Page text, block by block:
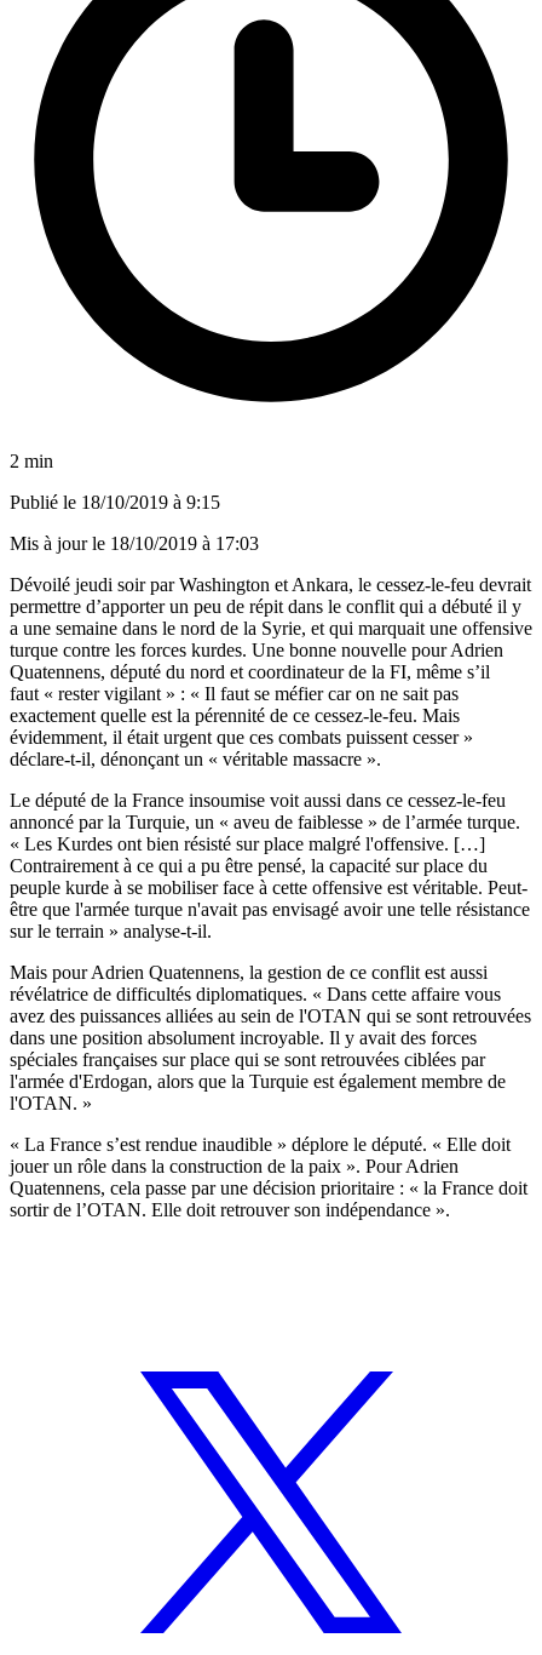
2 min
Publié le 18/10/2019 à 9:15
Mis à jour le 18/10/2019 à 17:03
Dévoilé jeudi soir par Washington et Ankara, le cessez-le-feu devrait
permettre d’apporter un peu de répit dans le conflit qui a débuté il y
a une semaine dans le nord de la Syrie, et qui marquait une offensive
turque contre les forces kurdes. Une bonne nouvelle pour Adrien
Quatennens, député du nord et coordinateur de la FI, même s’il
faut « rester vigilant » : « Il faut se méfier car on ne sait pas
exactement quelle est la pérennité de ce cessez-le-feu. Mais
évidemment, il était urgent que ces combats puissent cesser »
déclare-t-il, dénonçant un « véritable massacre ».
Le député de la France insoumise voit aussi dans ce cessez-le-feu
annoncé par la Turquie, un « aveu de faiblesse » de l’armée turque.
« Les Kurdes ont bien résisté sur place malgré l'offensive. […]
Contrairement à ce qui a pu être pensé, la capacité sur place du
peuple kurde à se mobiliser face à cette offensive est véritable. Peut-
être que l'armée turque n'avait pas envisagé avoir une telle résistance
sur le terrain » analyse-t-il.
Mais pour Adrien Quatennens, la gestion de ce conflit est aussi
révélatrice de difficultés diplomatiques. « Dans cette affaire vous
avez des puissances alliées au sein de l'OTAN qui se sont retrouvées
dans une position absolument incroyable. Il y avait des forces
spéciales françaises sur place qui se sont retrouvées ciblées par
l'armée d'Erdogan, alors que la Turquie est également membre de
l'OTAN. »
« La France s’est rendue inaudible » déplore le député. « Elle doit
jouer un rôle dans la construction de la paix ». Pour Adrien
Quatennens, cela passe par une décision prioritaire : « la France doit
sortir de l’OTAN. Elle doit retrouver son indépendance ».